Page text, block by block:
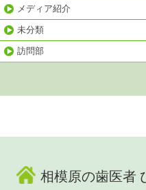
メディア紹介
未分類
訪問部
相模原の歯医者